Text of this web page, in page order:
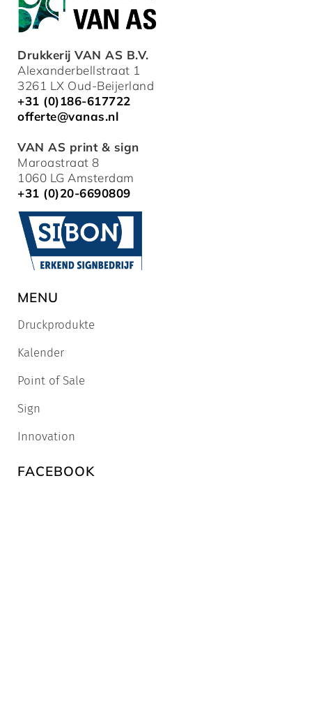
Drukkerij VAN AS B.V.
Alexanderbellstraat 1
3261 LX Oud-Beijerland
+31 (0)186-617722
offerte@vanas.nl
VAN AS print & sign
Maroastraat 8
1060 LG Amsterdam
+31 (0)20-6690809
MENU
Druckprodukte
Kalender
Point of Sale
Sign
Innovation
FACEBOOK